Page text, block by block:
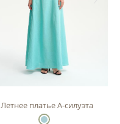
Летнее платье А-силуэта